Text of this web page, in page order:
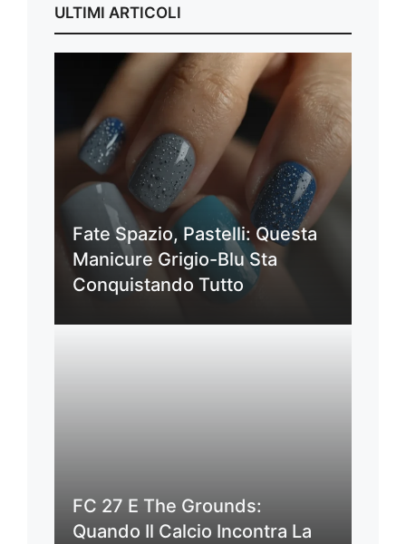
ULTIMI ARTICOLI
Fate Spazio, Pastelli: Questa
Manicure Grigio-Blu Sta
Conquistando Tutto
FC 27 E The Grounds:
Quando Il Calcio Incontra La